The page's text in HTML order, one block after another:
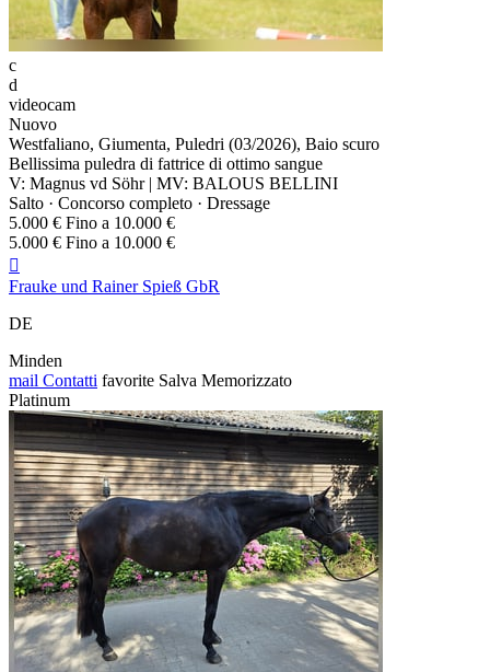
c
d
videocam
Nuovo
Westfaliano, Giumenta, Puledri (03/2026), Baio scuro
Bellissima puledra di fattrice di ottimo sangue
V: Magnus vd Söhr | MV: BALOUS BELLINI
Salto · Concorso completo · Dressage
5.000 € Fino a 10.000 €
5.000 € Fino a 10.000 €

Frauke und Rainer Spieß GbR
DE
Minden
mail Contatti favorite Salva Memorizzato
Platinum